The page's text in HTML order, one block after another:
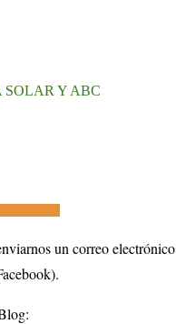
Y ABC
un correo electrónico